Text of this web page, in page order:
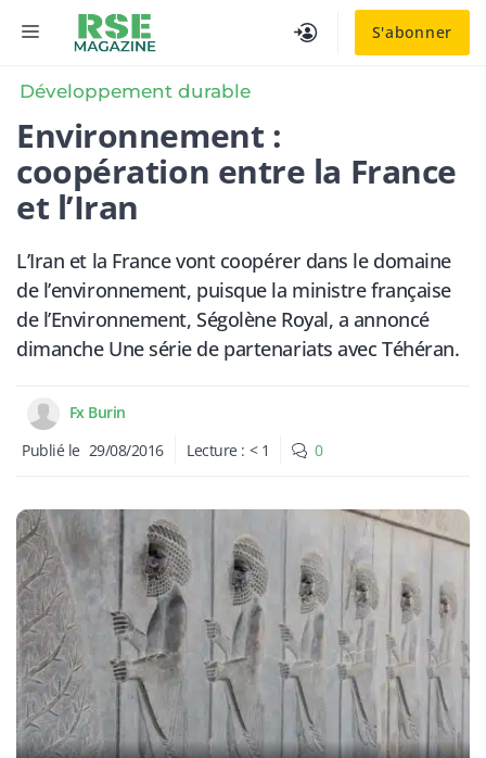
S'abonner
MENU
Développement durable
Environnement :
coopération entre la France
et l’Iran
L’Iran et la France vont coopérer dans le domaine
de l’environnement, puisque la ministre française
de l’Environnement, Ségolène Royal, a annoncé
dimanche Une série de partenariats avec Téhéran.
Fx Burin
Publié le 29/08/2016 Lecture : < 1 0